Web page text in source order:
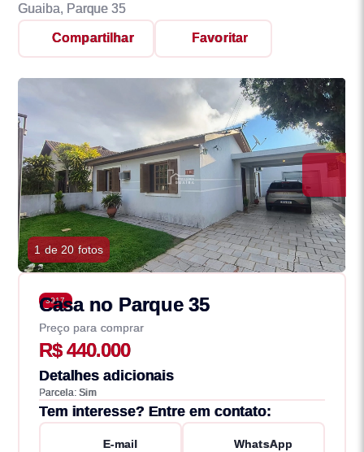
Guaiba, Parque 35
Compartilhar Favoritar
1 de 20 fotos
3917
Casa no Parque 35
Preço para comprar
R$ 440.000
Detalhes adicionais
Parcela: Sim
Tem interesse? Entre em contato:
E-mail WhatsApp